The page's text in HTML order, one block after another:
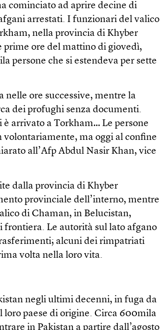
cominciato ad aprire decine di
arrestati. I funzionari del valico
nella provincia di Khyber
ore del mattino di giovedì,
persone che si estendeva per sette
nelle ore successive, mentre la
dei profughi senza documenti.
arrivato a Torkham… Le persone
volontariamente, ma oggi al confine
all’Afp Abdul Nasir Khan, vice
dalla provincia di Khyber
provinciale dell’interno, mentre
di Chaman, in Belucistan,
Le autorità sul lato afgano
alcuni dei rimpatriati
volta nella loro vita.
negli ultimi decenni, in fuga da
paese di origine. Circa 600mila
in Pakistan a partire dall’agosto